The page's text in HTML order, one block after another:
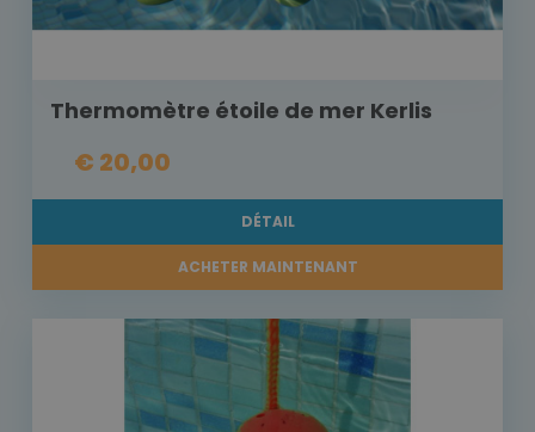
Thermomètre étoile de mer Kerlis
€ 20,00
DÉTAIL
ACHETER MAINTENANT